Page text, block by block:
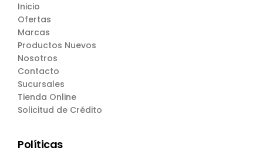
Inicio
Ofertas
Marcas
Productos Nuevos
Nosotros
Contacto
Sucursales
Tienda Online
Solicitud de Crédito
Políticas